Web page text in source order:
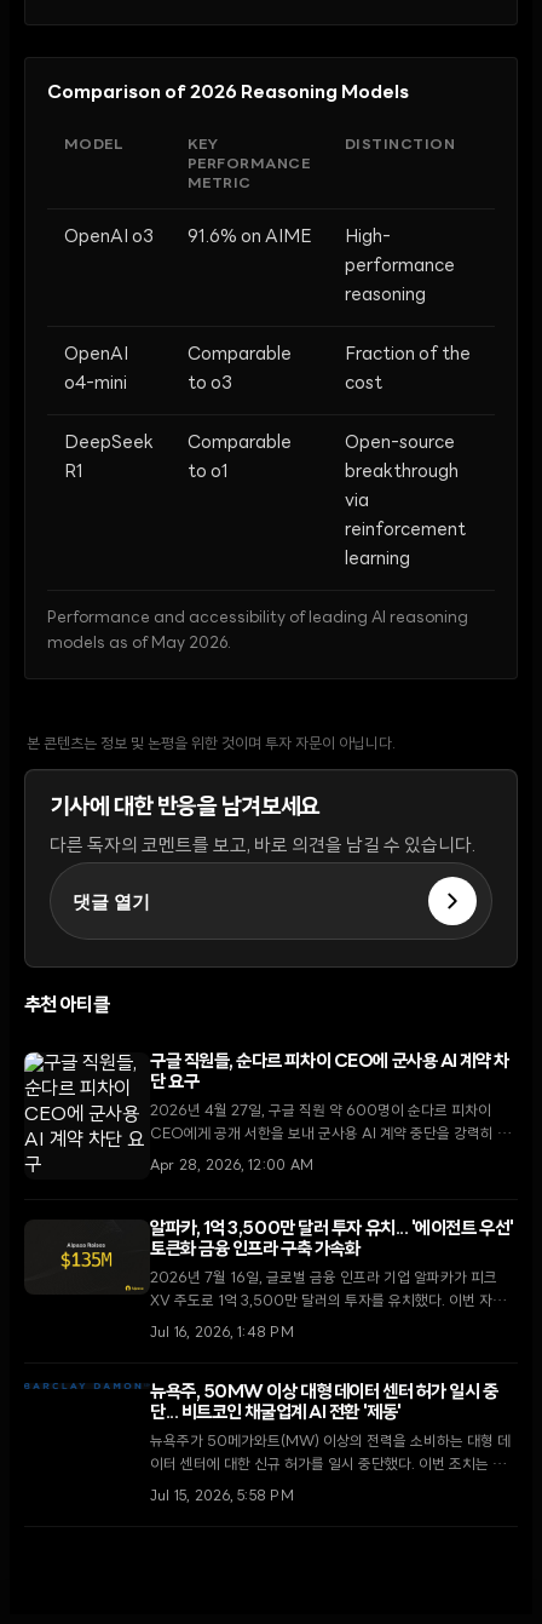
Comparison of 2026 Reasoning Models
MODEL
KEY
PERFORMANCE
METRIC
DISTINCTION
OpenAI o3 91.6% on AIME
High-
performance
reasoning
OpenAI
o4-mini
Comparable
to o3
Fraction of the
cost
DeepSeek
R1
Comparable
to o1
Open-source
breakthrough
via
reinforcement
learning
Performance and accessibility of leading AI reasoning
models as of May 2026.
본 콘텐츠는 정보 및 논평을 위한 것이며 투자 자문이 아닙니다.
기사에 대한 반응을 남겨보세요
다른 독자의 코멘트를 보고, 바로 의견을 남길 수 있습니다.
댓글 열기
추천 아티클
구글 직원들, 순다르 피차이 CEO에 군사용 AI 계약 차
단 요구
2026년 4월 27일, 구글 직원 약 600명이 순다르 피차이
CEO에게 공개 서한을 보내 군사용 AI 계약 중단을 강력히 요
구했다. 이는 지난 2월의 연대 시위에 이은 대규모 행동으로, 인
Apr 28, 2026, 12:00 AM
알파카, 1억 3,500만 달러 투자 유치... '에이전트 우선'
토큰화 금융 인프라 구축 가속화
2026년 7월 16일, 글로벌 금융 인프라 기업 알파카가 피크
XV 주도로 1억 3,500만 달러의 투자를 유치했다. 이번 자금
은 자율형 AI 에이전트와 토큰화 시장을 위한 차세대 증권 거래
Jul 16, 2026, 1:48 PM
뉴욕주, 50MW 이상 대형 데이터 센터 허가 일시 중
단... 비트코인 채굴업계 AI 전환 '제동'
뉴욕주가 50메가와트(MW) 이상의 전력을 소비하는 대형 데
이터 센터에 대한 신규 허가를 일시 중단했다. 이번 조치는 인
공지능(AI) 인프라로 사업을 확장하려던 비트코인 채굴 기업들
Jul 15, 2026, 5:58 PM